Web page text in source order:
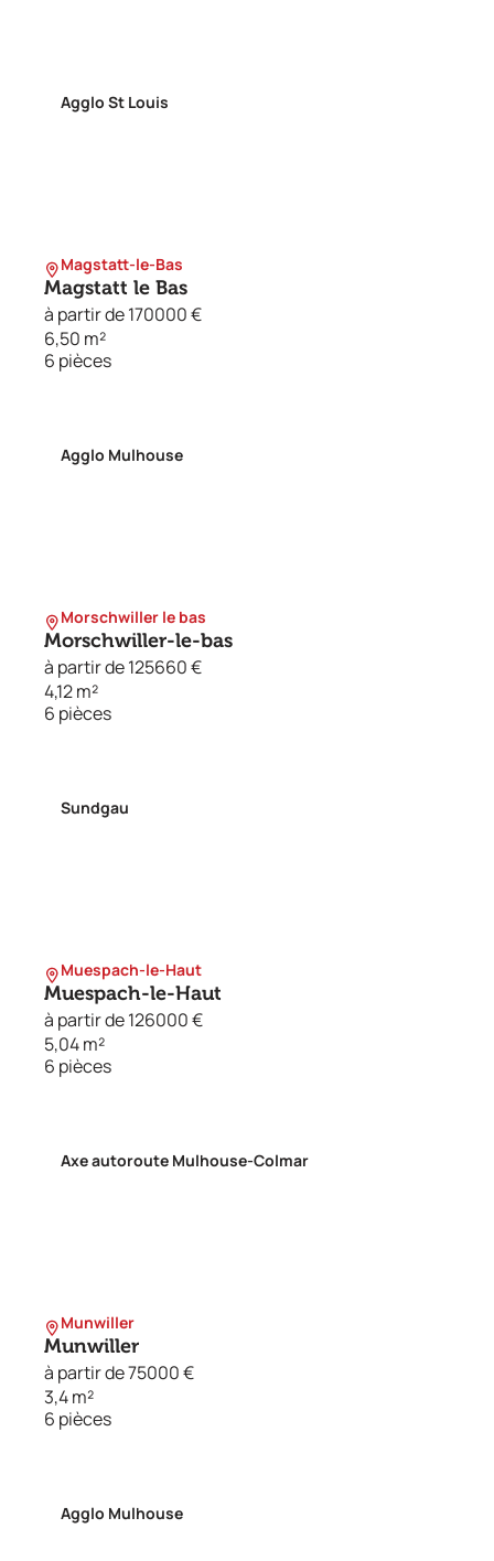
Agglo St Louis
Magstatt-le-Bas
Magstatt le Bas
à partir de 170000 €
6,50 m²
6 pièces
Agglo Mulhouse
Morschwiller le bas
Morschwiller-le-bas
à partir de 125660 €
4,12 m²
6 pièces
Sundgau
Muespach-le-Haut
Muespach-le-Haut
à partir de 126000 €
5,04 m²
6 pièces
Axe autoroute Mulhouse-Colmar
Munwiller
Munwiller
à partir de 75000 €
3,4 m²
6 pièces
Agglo Mulhouse